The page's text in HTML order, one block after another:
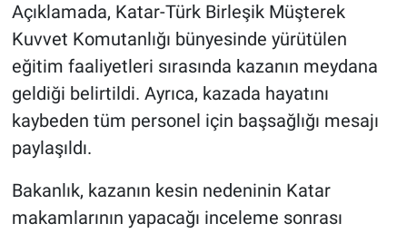
Açıklamada, Katar-Türk Birleşik Müşterek
Kuvvet Komutanlığı bünyesinde yürütülen
eğitim faaliyetleri sırasında kazanın meydana
geldiği belirtildi. Ayrıca, kazada hayatını
kaybeden tüm personel için başsağlığı mesajı
paylaşıldı.
Bakanlık, kazanın kesin nedeninin Katar
makamlarının yapacağı inceleme sonrası